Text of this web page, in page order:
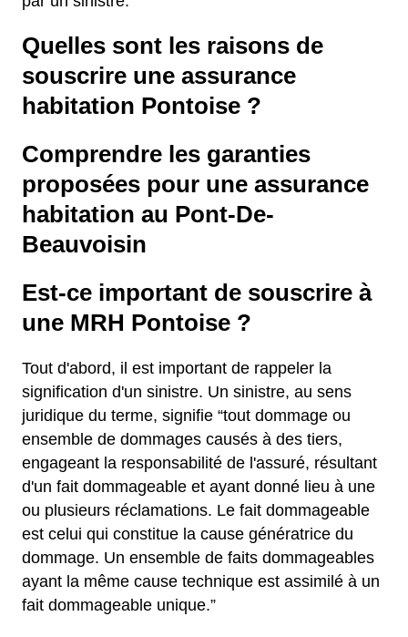
Quelles sont les raisons de
souscrire une assurance
habitation Pontoise ?
Comprendre les garanties
proposées pour une assurance
habitation au Pont-De-
Beauvoisin
Est-ce important de souscrire à
une MRH Pontoise ?
Tout d'abord, il est important de rappeler la
signification d'un sinistre. Un sinistre, au sens
juridique du terme, signifie “tout dommage ou
ensemble de dommages causés à des tiers,
engageant la responsabilité de l'assuré, résultant
d'un fait dommageable et ayant donné lieu à une
ou plusieurs réclamations. Le fait dommageable
est celui qui constitue la cause génératrice du
dommage. Un ensemble de faits dommageables
ayant la même cause technique est assimilé à un
fait dommageable unique.”